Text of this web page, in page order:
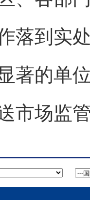
落到实
著的单
市场监